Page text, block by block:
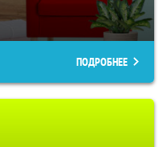
ПОДРОБНЕЕ